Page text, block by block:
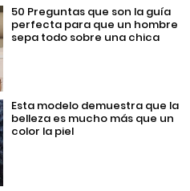
50 Preguntas que son la guía
perfecta para que un hombre
sepa todo sobre una chica
Esta modelo demuestra que la
belleza es mucho más que un
color la piel